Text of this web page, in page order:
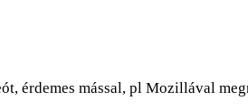
érdemes mással, pl Mozillával